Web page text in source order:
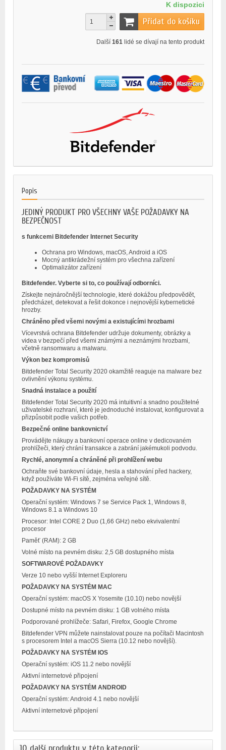
K dispozici
Přidat do košíku
Další 161 lidé se dívají na tento produkt
Popis
JEDINÝ PRODUKT PRO VŠECHNY VAŠE POŽADAVKY NA
BEZPEČNOST
s funkcemi Bitdefender Internet Security
Ochrana pro Windows, macOS, Android a iOS
Mocný antikrádežní systém pro všechna zařízení
Optimalizátor zařízení
Bitdefender. Vyberte si to, co používají odborníci.
Získejte nejnáročnější technologie, které dokážou předpovědět,
předcházet, detekovat a řešit dokonce i nejnovější kybernetické
hrozby.
Chráněno před všemi novými a existujícími hrozbami
Vícevrstvá ochrana Bitdefender udržuje dokumenty, obrázky a
videa v bezpečí před všemi známými a neznámými hrozbami,
včetně ransomwaru a malwaru.
Výkon bez kompromisů
Bitdefender Total Security 2020 okamžitě reaguje na malware bez
ovlivnění výkonu systému.
Snadná instalace a použití
Bitdefender Total Security 2020 má intuitivní a snadno použitelné
uživatelské rozhraní, které je jednoduché instalovat, konfigurovat a
přizpůsobit podle vašich potřeb.
Bezpečné online bankovnictví
Provádějte nákupy a bankovní operace online v dedicovaném
prohlížeči, který chrání transakce a zabrání jakémukoli podvodu.
Rychlé, anonymní a chráněné při prohlížení webu
Ochraňte své bankovní údaje, hesla a stahování před hackery,
když používáte Wi-Fi sítě, zejména veřejné sítě.
POŽADAVKY NA SYSTÉM
Operační systém: Windows 7 se Service Pack 1, Windows 8,
Windows 8.1 a Windows 10
Procesor: Intel CORE 2 Duo (1,66 GHz) nebo ekvivalentní
procesor
Paměť (RAM): 2 GB
Volné místo na pevném disku: 2,5 GB dostupného místa
SOFTWAROVÉ POŽADAVKY
Verze 10 nebo vyšší Internet Exploreru
POŽADAVKY NA SYSTÉM MAC
Operační systém: macOS X Yosemite (10.10) nebo novější
Dostupné místo na pevném disku: 1 GB volného místa
Podporované prohlížeče: Safari, Firefox, Google Chrome
Bitdefender VPN můžete nainstalovat pouze na počítači Macintosh
s procesorem Intel a macOS Sierra (10.12 nebo novější).
POŽADAVKY NA SYSTÉM IOS
Operační systém: iOS 11.2 nebo novější
Aktivní internetové připojení
POŽADAVKY NA SYSTÉM ANDROID
Operační systém: Android 4.1 nebo novější
Aktivní internetové připojení